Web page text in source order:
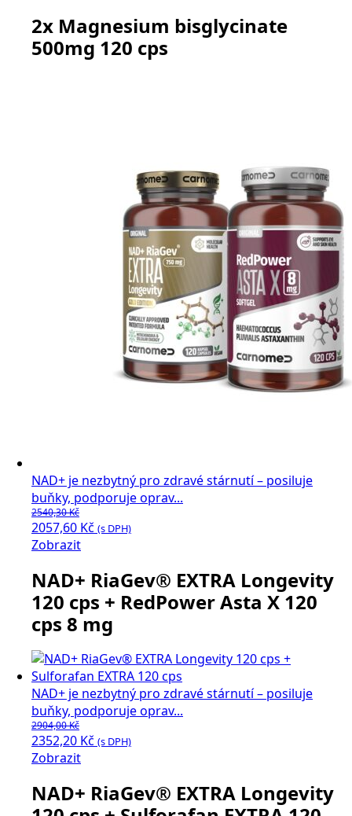
625,80 Kč.506,90 Kč.
2x Magnesium bisglycinate
500mg 120 cps
NAD+ je nezbytný pro zdravé stárnutí – posiluje
buňky, podporuje oprav...
2540,30Kč
Původní
cena
2540,30 Kč.
2057,60 Kč Aktuální
2057,60 Kč.
(s DPH)
Zobrazit
NAD+ RiaGev® EXTRA Longevity
120 cps + RedPower Asta X 120
cps 8 mg
NAD+ je nezbytný pro zdravé stárnutí – posiluje
buňky, podporuje oprav...
2904,00Kč
Původní
cena
2904,00 Kč.
2352,20 Kč Aktuální
2352,20 Kč.
(s DPH)
Zobrazit
NAD+ RiaGev® EXTRA Longevity